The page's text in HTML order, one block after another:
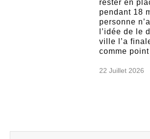
rester en
pendant 18
personne
l’idée de le
ville l’a
comme
22 Juillet 2026